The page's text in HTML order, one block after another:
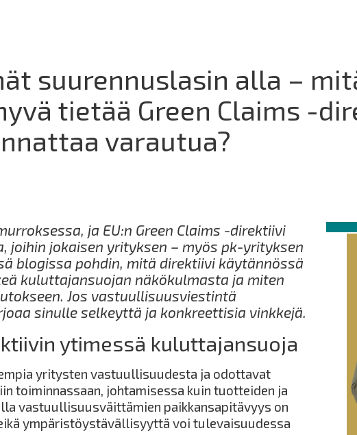
suurennuslasin alla –
tietää Green Claims -
varautua?
ja EU:n Green Claims -direktiivi
joihin jokaisen yrityksen – myös pk-yrityksen
blogissa pohdin, mitä direktiivi käytännössä
kuluttajansuojan näkökulmasta ja miten
Jos vastuullisuusviestintä
sinulle selkeyttä ja konkreettisia vinkkejä.
ytimessä kuluttajansuoja
yritysten vastuullisuudesta ja odottavat
toiminnassaan, johtamisessa kuin tuotteiden ja
vastuullisuusväittämien paikkansapitävyys on
ympäristöystävällisyyttä voi tulevaisuudessa